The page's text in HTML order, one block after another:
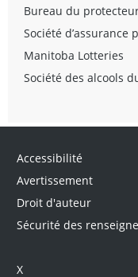
Bureau du
Société
Manitoba Lotteries
Société des alcools
Accessibilité
Avertissement
Droit d'auteur
Sécurité des
X